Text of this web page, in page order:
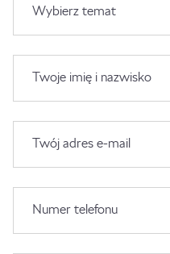
Wybierz temat
Twoje imię i nazwisko
Twój adres e-mail
Numer telefonu